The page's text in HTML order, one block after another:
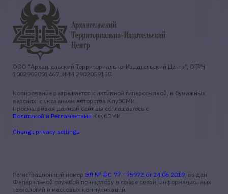
ООО "Архангельский Территориально-Издательский Центр", ОГРН
1082902001467, ИНН 2902059158.
Копирование разрешается с активной гиперссылкой, в бумажных
версиях: с указанием авторства КлубСМИ.
Просматривая данный сайт вы соглашаетесь с
Политикой и Регламентами КлубСМИ.
Change privacy settings
Регистрационный номер ЭЛ № ФС 77 - 75972 от 24.06.2019, выдан
Федеральной службой по надзору в сфере связи, информационных
технологий и массовых коммуникаций.